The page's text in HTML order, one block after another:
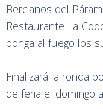
Bercianos del
Restaurante La
ponga al fuego los
Finalizará la ronda
de feria el domingo